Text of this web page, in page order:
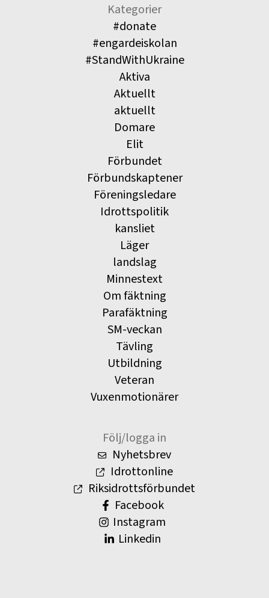
Kategorier
#donate
#engardeiskolan
#StandWithUkraine
Aktiva
Aktuellt
aktuellt
Domare
Elit
Förbundet
Förbundskaptener
Föreningsledare
Idrottspolitik
kansliet
Läger
landslag
Minnestext
Om fäktning
Parafäktning
SM-veckan
Tävling
Utbildning
Veteran
Vuxenmotionärer
Följ/logga in
Nyhetsbrev
Idrottonline
Riksidrottsförbundet
Facebook
Instagram
Linkedin